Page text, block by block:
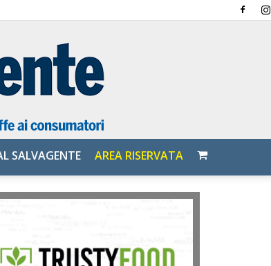
SALVAGENTE AREA RISERVATA